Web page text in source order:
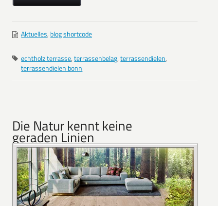
Aktuelles, blog shortcode
echtholz terrasse,terrassenbelag,terrassendielen,
terrassendielen bonn
Die Natur kennt keine
geraden Linien